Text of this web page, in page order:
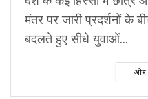
मंतर पर जारी प्रदर्शनों के
बदलते हुए सीधे युवाओं...
और